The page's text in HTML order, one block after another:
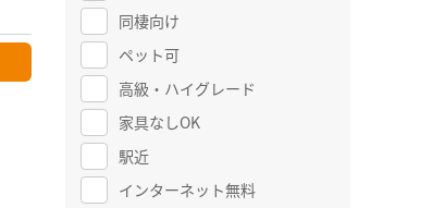
同棲向け
ペット可
高級・ハイグレード
家具なしOK
駅近
インターネット無料